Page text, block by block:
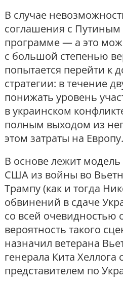
В случае
соглашения с Путиным
программе — а это
с большой степенью
попытается перейти к
стратегии: в течение
понижать уровень
в украинском
полным выходом из
этом затраты на Европу.
В основе лежит
США из войны во
Трампу (как и тогда
обвинений в сдаче
со всей очевидностью
вероятность такого
назначил ветерана
генерала Кита Хеллога
представителем по